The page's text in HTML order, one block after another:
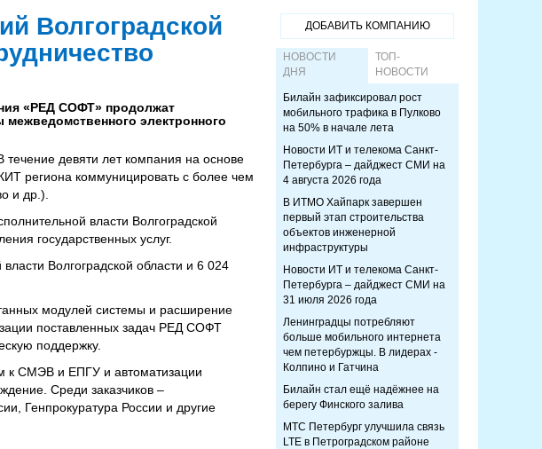
Волгоградской
«РЕД СОФТ» продолжат
электронного
девяти лет компания на основе
региона коммуницировать с более чем
и др.).
власти Волгоградской
государственных услуг.
Волгоградской области и 6 024
модулей системы и расширение
поставленных задач РЕД СОФТ
поддержку.
к СМЭВ и ЕПГУ и автоматизации
Среди заказчиков –
Генпрокуратура России и другие
ДОБАВИТЬ КОМПАНИЮ
НОВОСТИ
ДНЯ
ТОП-
НОВОСТИ
Билайн зафиксировал рост
мобильного трафика в Пулково
на 50% в начале лета
Новости ИТ и телекома Санкт-
Петербурга – дайджест СМИ на
4 августа 2026 года
В ИТМО Хайпарк завершен
первый этап строительства
объектов инженерной
инфраструктуры
Новости ИТ и телекома Санкт-
Петербурга – дайджест СМИ на
31 июля 2026 года
Ленинградцы потребляют
больше мобильного интернета
чем петербуржцы. В лидерах -
Колпино и Гатчина
Билайн стал ещё надёжнее на
берегу Финского залива
МТС Петербург улучшила связь
LTE в Петроградском районе